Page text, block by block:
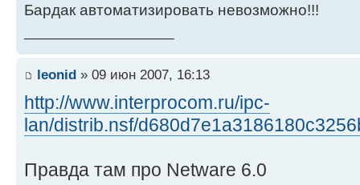
Бардак автоматизировать невозможно!!!
leonid » 09 июн 2007, 16:13
http://www.interprocom.ru/ipc-
lan/distrib.nsf/
Правда там про Netware 6.0